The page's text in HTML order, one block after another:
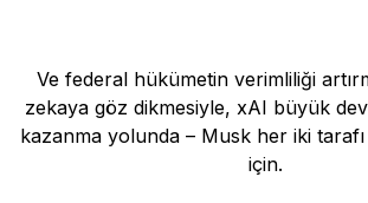
Ve federal hükümetin verimliliği
zekaya göz dikmesiyle, xAI büyük
kazanma yolunda – Musk her iki
için.